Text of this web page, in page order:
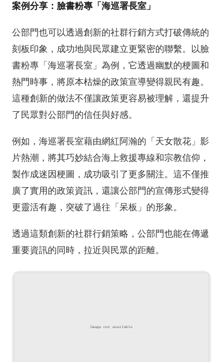
案例分享：臉書粉專「海巡署長室」
公部門也可以透過創新的社群行銷方式打破傳統的
刻板印象，成功地與民眾建立更緊密的聯繫。以臉
書粉專「海巡署長室」為例，它透過幽默的梗圖和
熱門時事，將原本枯燥的政策宣導變得親民有趣。
這種創新的做法不僅讓政策更容易被理解，還提升
了民眾對公部門的信任與好感。
例如，海巡署長室藉由網紅阿瀚的「天女散花」影
片熱潮，將其巧妙結合海上救援專線和宗教信仰，
製作成迷因梗圖，成功吸引了更多關注。這不僅推
廣了實用的政策資訊，還讓公部門的宣傳形式變得
更靈活有趣，突破了過往「呆板」的形象。
透過這類創新的社群行銷策略，公部門也能在傳遞
重要資訊的同時，拉近與民眾的距離。